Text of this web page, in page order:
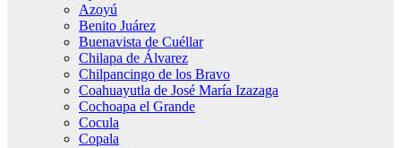
Azoyú
Benito Juárez
Buenavista de Cuéllar
Chilapa de Álvarez
Chilpancingo de los Bravo
Coahuayutla de José María Izazaga
Cochoapa el Grande
Cocula
Copala